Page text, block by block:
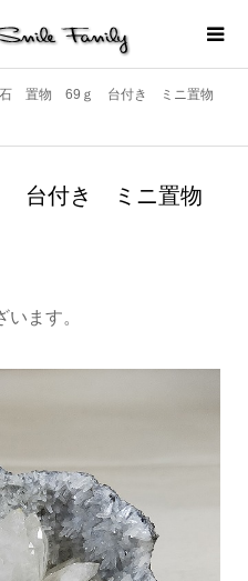
石 置物 69ｇ 台付き ミニ置物
台付き ミニ置物
ます。